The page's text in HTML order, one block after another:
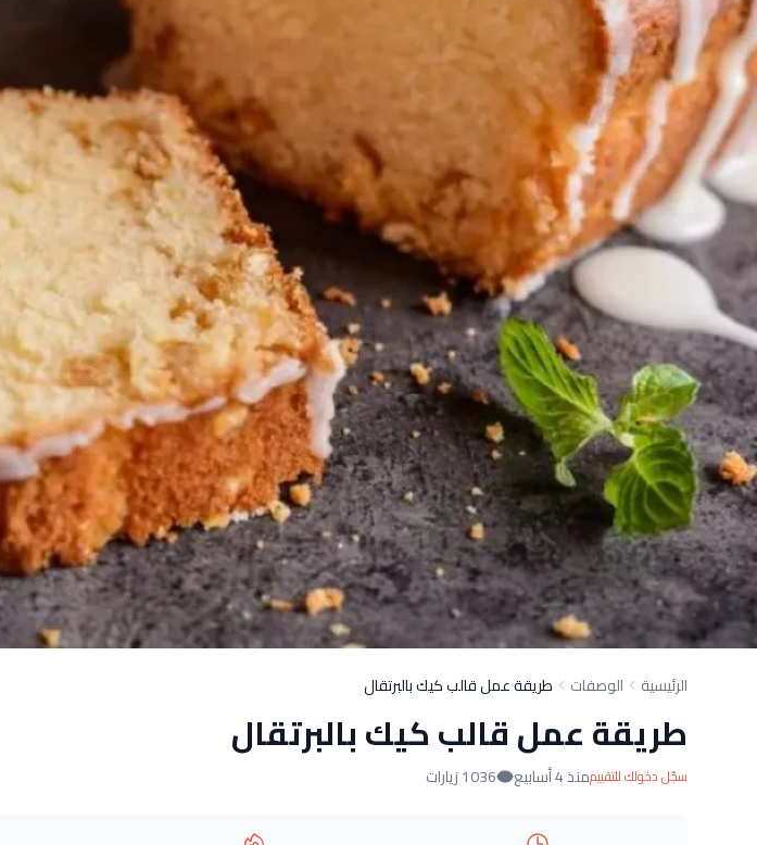
الرئيسية الوصفات طريقة عمل قالب كيك بالبرتقال
طريقة عمل قالب كيك بالبرتقال
سجّل دخولك للتقييممنذ 4 أسابيع 1036 زيارات